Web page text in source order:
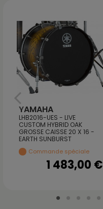
YAMAHA
LHB2016-UES - LIVE
CUSTOM HYBRID OAK
GROSSE CAISSE 20 X 16 -
EARTH SUNBURST
Commande spéciale
1 483,00 €